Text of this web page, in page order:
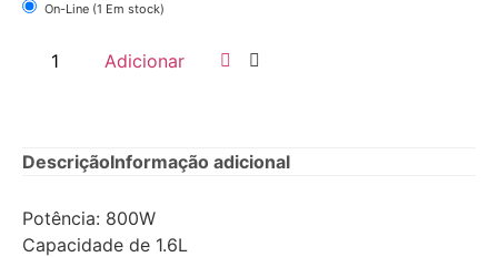
On-Line (1 Em stock)
Adicionar
DescriçãoInformação adicional
Potência: 800W
Capacidade de 1.6L